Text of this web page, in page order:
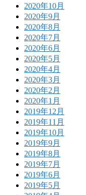
2020年10月
2020年9月
2020年8月
2020年7月
2020年6月
2020年5月
2020年4月
2020年3月
2020年2月
2020年1月
2019年12月
2019年11月
2019年10月
2019年9月
2019年8月
2019年7月
2019年6月
2019年5月